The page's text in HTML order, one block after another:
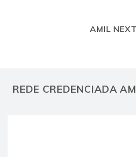
AMIL NEXT
REDE CREDENCIADA